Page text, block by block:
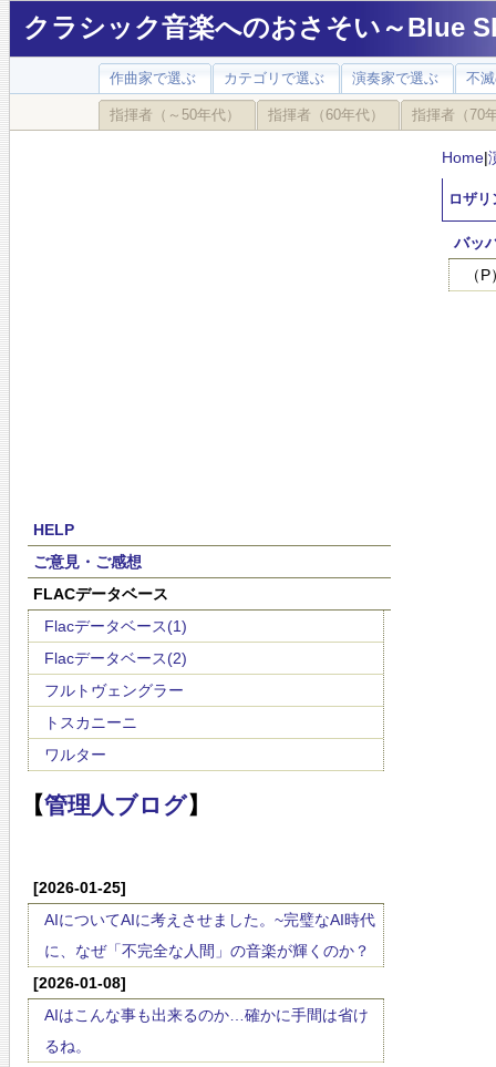
クラシック音楽へのおさそい～Blue
作曲家で選ぶ カテゴリで選ぶ 演奏家で選ぶ 不
指揮者（～50年代） 指揮者（60年代） 指揮者（70
HELP
ご意見・ご感想
FLACデータベース
Flacデータベース(1)
Flacデータベース(2)
フルトヴェングラー
トスカニーニ
ワルター
【管理人ブログ】
[2026-01-25]
AIについてAIに考えさせました。~完璧なAI時代
に、なぜ「不完全な人間」の音楽が輝くのか？
[2026-01-08]
AIはこんな事も出来るのか…確かに手間は省け
るね。
Home|
ロザ
バッ
（